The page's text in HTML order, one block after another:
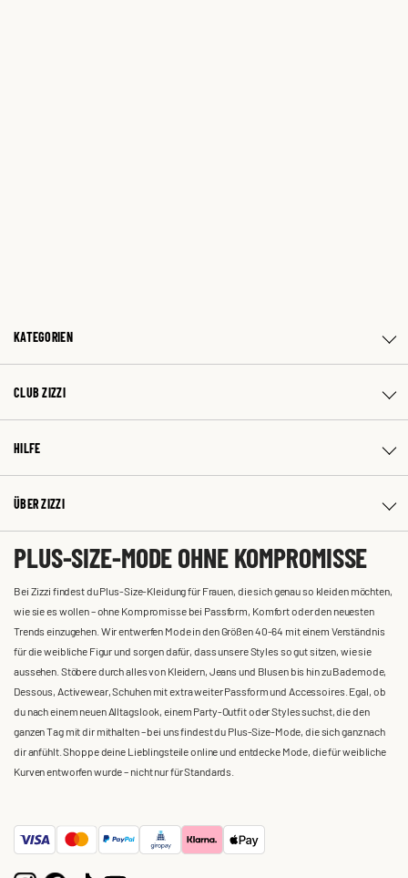
KATEGORIEN
CLUB ZIZZI
HILFE
ÜBER ZIZZI
PLUS-SIZE-MODE OHNE KOMPROMISSE
Bei Zizzi findest du Plus-Size-Kleidung für Frauen, die sich genau so kleiden möchten,
wie sie es wollen – ohne Kompromisse bei Passform, Komfort oder den neuesten
Trends einzugehen. Wir entwerfen Mode in den Größen 40-64 mit einem Verständnis
für die weibliche Figur und sorgen dafür, dass unsere Styles so gut sitzen, wie sie
aussehen. Stöbere durch alles von Kleidern, Jeans und Blusen bis hin zu Bademode,
Dessous, Activewear, Schuhen mit extra weiter Passform und Accessoires. Egal, ob
du nach einem neuen Alltagslook, einem Party-Outfit oder Styles suchst, die den
ganzen Tag mit dir mithalten – bei uns findest du Plus-Size-Mode, die sich ganz nach
dir anfühlt. Shoppe deine Lieblingsteile online und entdecke Mode, die für weibliche
Kurven entworfen wurde – nicht nur für Standards.